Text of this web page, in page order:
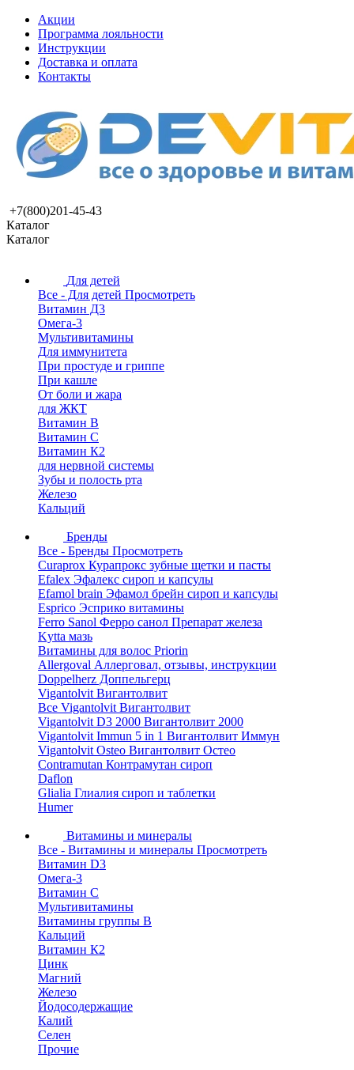
Акции
Программа лояльности
Инструкции
Доставка и оплата
Контакты
+7(800)201-45-43
Каталог
Каталог
Для детей
Все - Для детей Просмотреть
Витамин Д3
Омега-3
Мультивитамины
Для иммунитета
При простуде и гриппе
При кашле
От боли и жара
для ЖКТ
Витамин В
Витамин С
Витамин К2
для нервной системы
Зубы и полость рта
Железо
Кальций
Бренды
Все - Бренды Просмотреть
Curaprox Курапрокс зубные щетки и пасты
Efalex Эфалекс сироп и капсулы
Efamol brain Эфамол брейн сироп и капсулы
Esprico Эсприко витамины
Ferro Sanol Ферро санол Препарат железа
Kytta мазь
Витамины для волос Priorin
Allergoval Аллерговал, отзывы, инструкции
Doppelherz Доппельгерц
Vigantolvit Вигантолвит
Все Vigantolvit Вигантолвит
Vigantolvit D3 2000 Вигантолвит 2000
Vigantolvit Immun 5 in 1 Вигантолвит Иммун
Vigantolvit Osteo Вигантолвит Остео
Contramutan Контрамутан сироп
Daflon
Glialia Глиалия сироп и таблетки
Humer
Витамины и минералы
Все - Витамины и минералы Просмотреть
Витамин D3
Омега-3
Витамин С
Мультивитамины
Витамины группы B
Кальций
Витамин К2
Цинк
Магний
Железо
Йодосодержащие
Калий
Селен
Прочие